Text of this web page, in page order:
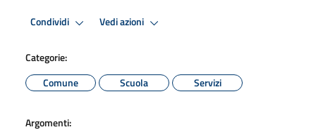
Condividi Vedi azioni
Categorie:
Comune
Scuola Servizi
Argomenti: